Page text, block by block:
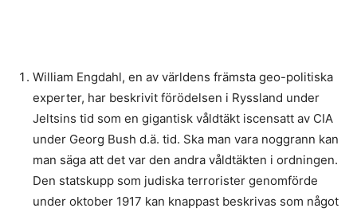
William Engdahl, en av världens främsta geo-politiska
experter, har beskrivit förödelsen i Ryssland under
Jeltsins tid som en gigantisk våldtäkt iscensatt av CIA
under Georg Bush d.ä. tid. Ska man vara noggrann kan
man säga att det var den andra våldtäkten i ordningen.
Den statskupp som judiska terrorister genomförde
under oktober 1917 kan knappast beskrivas som något